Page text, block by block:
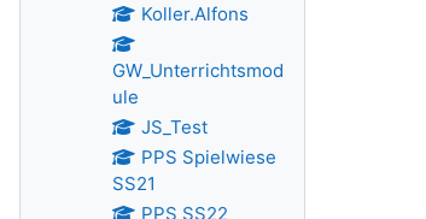
Koller.Alfons
GW_Unterrichtsmod
ule
JS_Test
PPS Spielwiese
SS21
PPS SS22